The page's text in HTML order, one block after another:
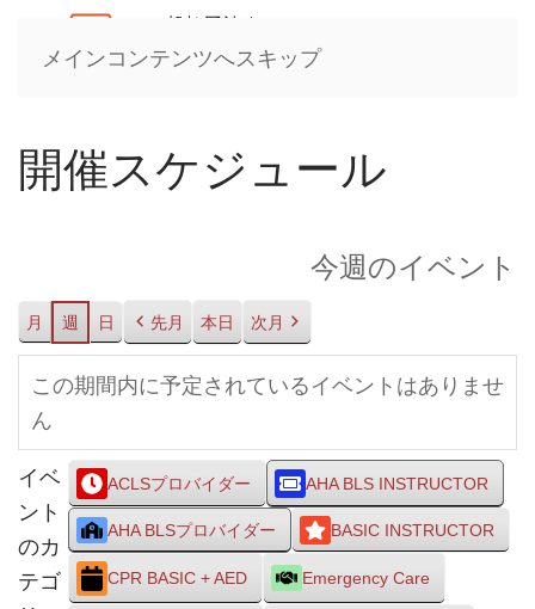
メインコンテンツへスキップ
開催スケジュール
今週のイベント
月 週 日 先月 本日 次月
この期間内に予定されているイベントはありませ
ん
イベ
ント
のカ
テゴ
ACLSプロバイダー AHA BLS INSTRUCTOR
AHA BLSプロバイダー BASIC INSTRUCTOR
CPR BASIC + AED Emergency Care